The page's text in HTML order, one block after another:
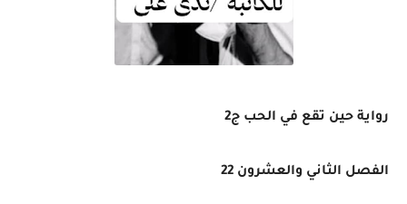
رواية حين تقع في الحب ج2
الفصل الثاني والعشرون 22